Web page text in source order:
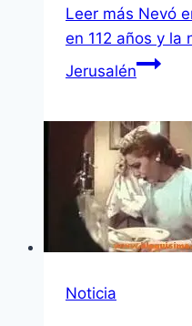
Leer más Nevó
en 112 años y la
Jerusalén
Noticia